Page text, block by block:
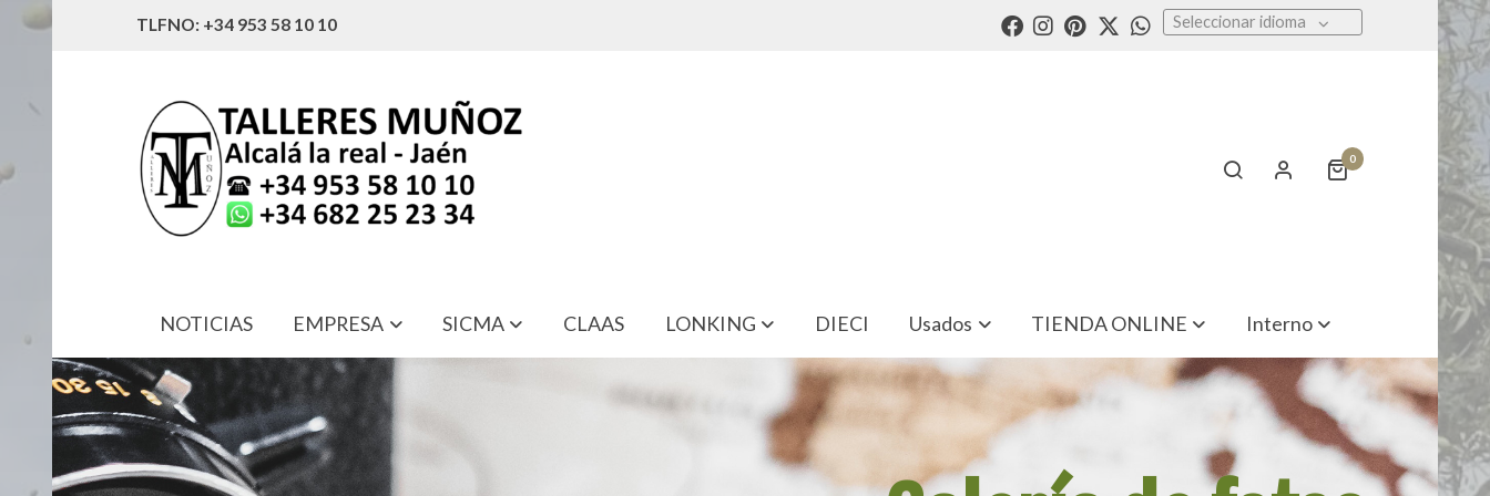
TLFNO: +34 953 58 10 10 Seleccionar idioma
0
NOTICIAS EMPRESA SICMA CLAAS LONKING DIECI Usados TIENDA ONLINE Interno